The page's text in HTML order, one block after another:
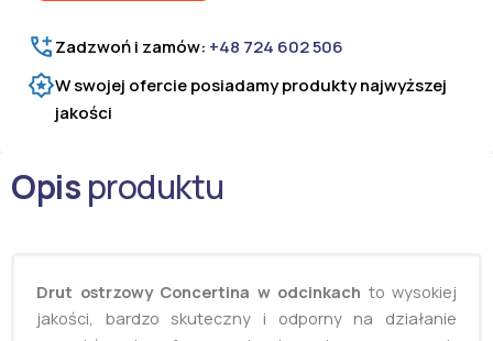
150
mb Zadzwoń i zamów: +48 724 602 506
W swojej ofercie posiadamy produkty najwyższej
jakości
Opisproduktu
Drut ostrzowy Concertina w odcinkach to wysokiej
jakości, bardzo skuteczny i odporny na działanie